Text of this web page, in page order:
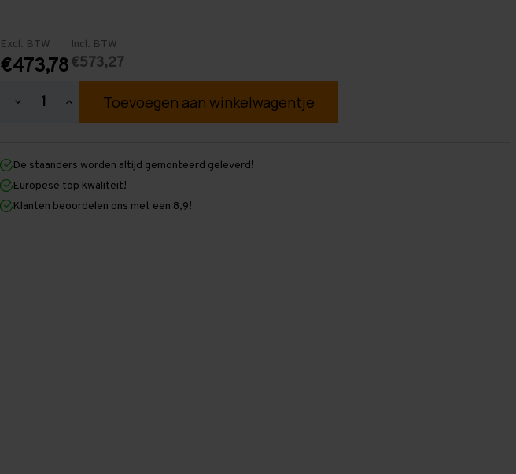
Excl. BTW
€473,78
Incl. BTW
€573,27
Hoeveelheid
2.500
mm
x
7.000
mm
Hoeveelheid
verhogen
2.500
mm
x
7.000
mm
De staanders worden altijd gemonteerd geleverd!
Europese top kwaliteit!
Klanten beoordelen ons met een 8,9!